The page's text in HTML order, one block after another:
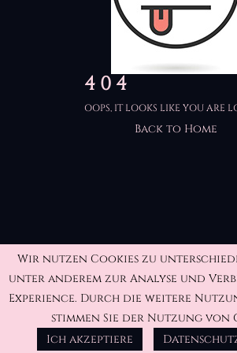
Wir nutzen Cookies zu
unter anderem zur Analyse und
Experience. Durch die weitere
stimmen Sie der Nutzung von
Ich akzeptiere
4 0 4
OOPS, IT LOOKS LIKE YOU ARE
Back to Home